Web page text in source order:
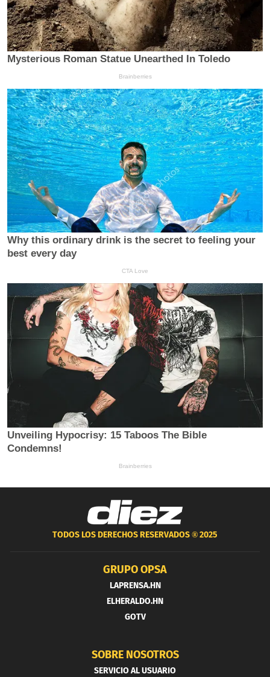
TODOS LOS DERECHOS RESERVADOS ®2025
GRUPO OPSA
LAPRENSA.HN
ELHERALDO.HN
GOTV
SOBRE NOSOTROS
SERVICIO AL USUARIO